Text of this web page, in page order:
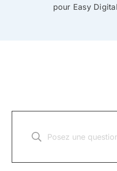
pour Easy